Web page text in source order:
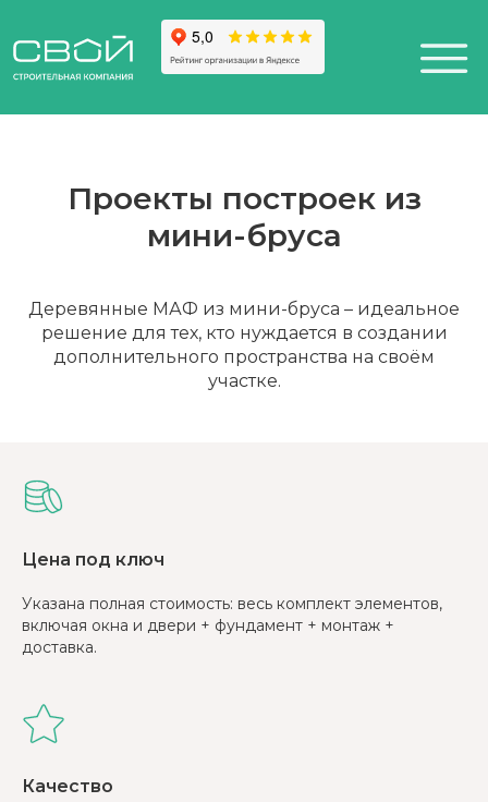
Проекты построек из
мини-бруса
Деревянные МАФ из мини-бруса – идеальное
решение для тех, кто нуждается в создании
дополнительного пространства на своём
участке.
Цена под ключ
Указана полная стоимость: весь комплект элементов,
включая окна и двери + фундамент + монтаж +
доставка.
Качество